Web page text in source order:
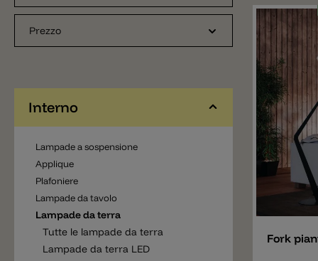
Prezzo
Interno
Lampade a sospensione
Applique
Plafoniere
Lampade da tavolo
Lampade da terra
Tutte le lampade da terra
Lampade da terra LED
insieme
l'alto.
presenti
privi di
a griglia.
composto
bianco
lucido. La
ma fa
lampada
della
colori
opaco e
asta di
e accesi/
Fork